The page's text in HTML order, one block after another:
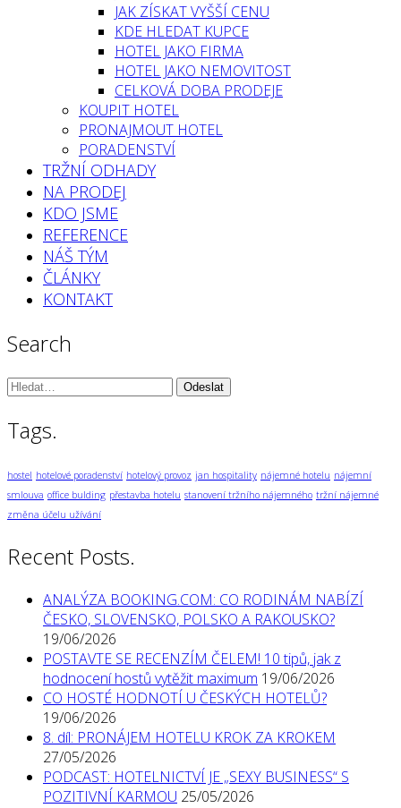
JAK ZÍSKAT VYŠŠÍ CENU
KDE HLEDAT KUPCE
HOTEL JAKO FIRMA
HOTEL JAKO NEMOVITOST
CELKOVÁ DOBA PRODEJE
KOUPIT HOTEL
PRONAJMOUT HOTEL
PORADENSTVÍ
TRŽNÍ ODHADY
NA PRODEJ
KDO JSME
REFERENCE
NÁŠ TÝM
ČLÁNKY
KONTAKT
Search
Vyhledávání:
Tags.
hostel hotelové poradenství hotelový provoz jan hospitality nájemné hotelu nájemní
smlouva office bulding přestavba hotelu stanovení tržního nájemného tržní nájemné
změna účelu užívání
Recent Posts.
ANALÝZA BOOKING.COM: CO RODINÁM NABÍZÍ
ČESKO, SLOVENSKO, POLSKO A RAKOUSKO?
19/06/2026
POSTAVTE SE RECENZÍM ČELEM! 10 tipů, jak z
hodnocení hostů vytěžit maximum 19/06/2026
CO HOSTÉ HODNOTÍ U ČESKÝCH HOTELŮ?
19/06/2026
8. díl: PRONÁJEM HOTELU KROK ZA KROKEM
27/05/2026
PODCAST: HOTELNICTVÍ JE „SEXY BUSINESS“ S
POZITIVNÍ KARMOU 25/05/2026